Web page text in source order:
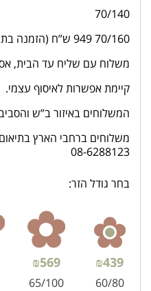
70/140
70/160 949 ש”ח (הזמנה בתיאום מול החנות)
משלוח עם שליח עד הבית, אספקה
קיימת אפשרות לאיסוף עצמי.
המשלוחים באיזור ב”ש
משלוחים ברחבי הארץ
08-6288123
בחר גודל הזר:
₪439
60/80
₪569
65/100